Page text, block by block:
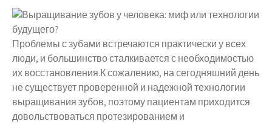
Проблемы с зубами встречаются практически у всех
люди, и большинство сталкивается с необходимостью
их восстановления.К сожалению, на сегодняшний день
не существует проверенной и надежной технологии
выращивания зубов, поэтому пациентам приходится
довольствоваться протезированием и